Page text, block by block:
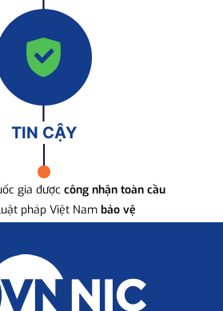
TIN CẬY
gia được công nhận toàn cầu
pháp Việt Nam bảo vệ